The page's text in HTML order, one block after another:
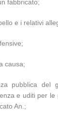
fabbricato;
e i relativi
causa;
pubblica
e uditi per le
An.;